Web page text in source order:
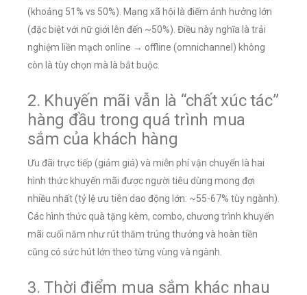
(khoảng 51% vs 50%). Mạng xã hội là điểm ảnh hưởng lớn
(đặc biệt với nữ giới lên đến ~50%). Điều này nghĩa là trải
nghiệm liền mạch online → offline (omnichannel) không
còn là tùy chọn mà là bắt buộc.
2. Khuyến mãi vẫn là “chất xúc tác”
hàng đầu trong quá trình mua
sắm của khách hàng
Ưu đãi trực tiếp (giảm giá) và miễn phí vận chuyển là hai
hình thức khuyến mãi được người tiêu dùng mong đợi
nhiều nhất (tỷ lệ ưu tiên dao động lớn: ~55-67% tùy ngành).
Các hình thức quà tặng kèm, combo, chương trình khuyến
mãi cuối năm như rút thăm trúng thưởng và hoàn tiền
cũng có sức hút lớn theo từng vùng và ngành.
3. Thời điểm mua sắm khác nhau